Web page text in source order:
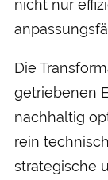
nicht nur
Die
getriebenen
nachhaltig
rein
strategische